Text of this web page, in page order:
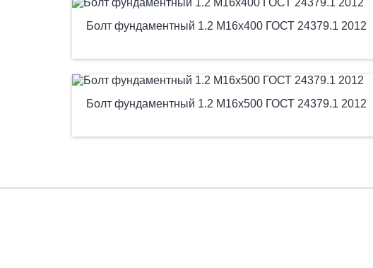
Болт фундаментный 1.2 М16х400 ГОСТ 24379.1 2012
Болт фундаментный 1.2 М16х500 ГОСТ 24379.1 2012